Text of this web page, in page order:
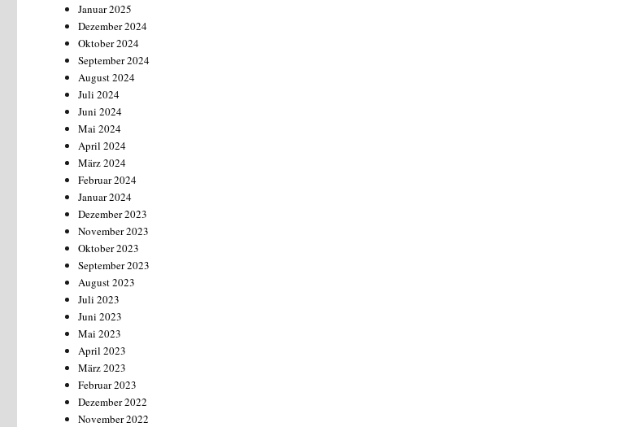
Januar 2025
Dezember 2024
Oktober 2024
September 2024
August 2024
Juli 2024
Juni 2024
Mai 2024
April 2024
März 2024
Februar 2024
Januar 2024
Dezember 2023
November 2023
Oktober 2023
September 2023
August 2023
Juli 2023
Juni 2023
Mai 2023
April 2023
März 2023
Februar 2023
Dezember 2022
November 2022